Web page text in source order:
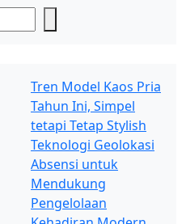
Tren Model Kaos Pria
Tahun Ini, Simpel
tetapi Tetap Stylish
Teknologi Geolokasi
Absensi untuk
Mendukung
Pengelolaan